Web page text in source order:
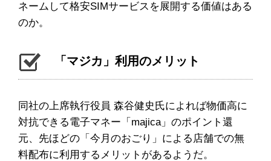
ネームして格安SIMサービスを展開する価値はある
のか。
「マジカ」利用のメリット
同社の上席執行役員 森谷健史氏によれば物価高に
対抗できる電子マネー「majica」のポイント還
元、先ほどの「今月のおごり」による店舗での無
料配布に利用するメリットがあるようだ。